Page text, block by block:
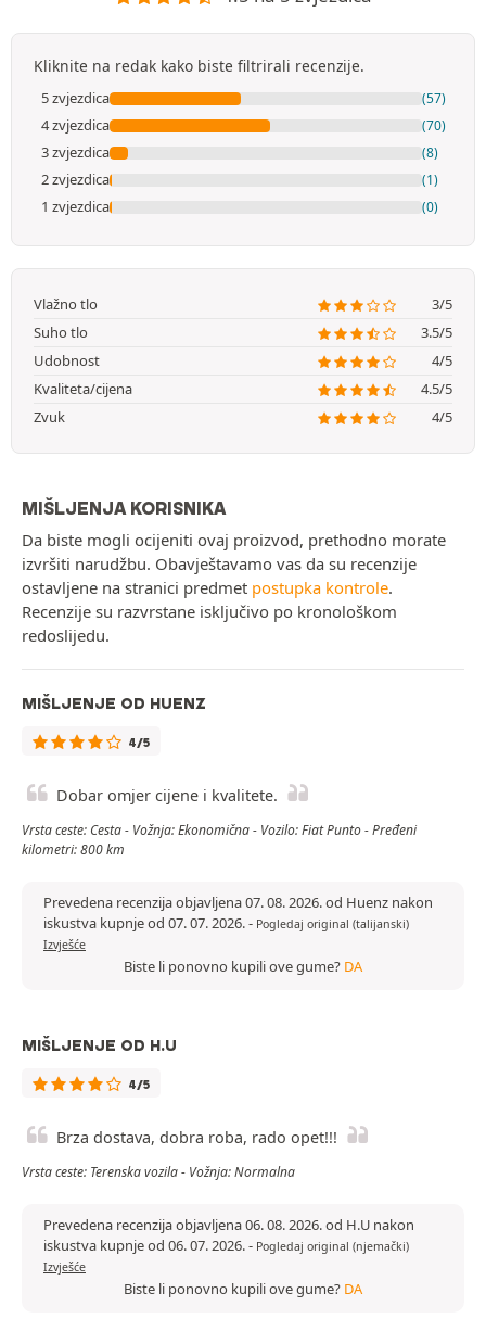
Kliknite na redak kako biste filtrirali recenzije.
5 zvjezdica (57)
4 zvjezdica (70)
3 zvjezdica (8)
2 zvjezdica (1)
1 zvjezdica (0)
Vlažno tlo
3/5
Suho tlo
3.5/5
Udobnost
4/5
Kvaliteta/cijena
4.5/5
Zvuk
4/5
MIŠLJENJA KORISNIKA
Da biste mogli ocijeniti ovaj proizvod, prethodno morate
izvršiti narudžbu. Obavještavamo vas da su recenzije
ostavljene na stranici predmet postupka kontrole.
Recenzije su razvrstane isključivo po kronološkom
redoslijedu.
MIŠLJENJE OD HUENZ
4/5
Dobar omjer cijene i kvalitete.
Vrsta ceste: Cesta - Vožnja: Ekonomična - Vozilo: Fiat Punto - Pređeni
kilometri: 800 km
Prevedena recenzija objavljena 07. 08. 2026. od Huenz nakon
iskustva kupnje od 07. 07. 2026.- Pogledaj original (talijanski)
Izvješće
Biste li ponovno kupili ove gume? DA
MIŠLJENJE OD H.U
4/5
Brza dostava, dobra roba, rado opet!!!
Vrsta ceste: Terenska vozila - Vožnja: Normalna
Prevedena recenzija objavljena 06. 08. 2026. od H.U nakon
iskustva kupnje od 06. 07. 2026.- Pogledaj original (njemački)
Izvješće
Biste li ponovno kupili ove gume? DA